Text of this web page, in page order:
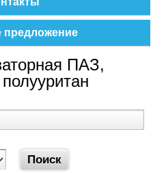
предложение
ПАЗ,